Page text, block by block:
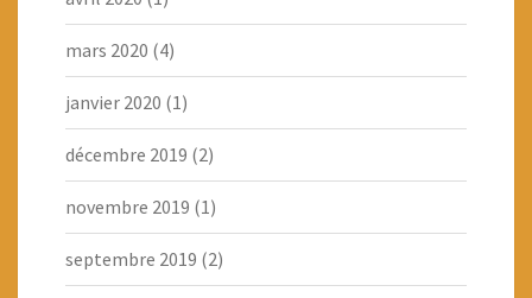
mars 2020 (4)
janvier 2020 (1)
décembre 2019 (2)
novembre 2019 (1)
septembre 2019 (2)